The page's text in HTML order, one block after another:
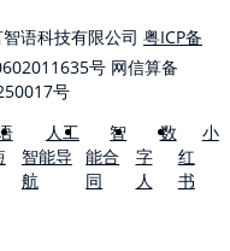
语科技有限公司 粤ICP备
号 网信算备
号
人工
智能导
航
智
能合
同
数
字
人
小
红
书